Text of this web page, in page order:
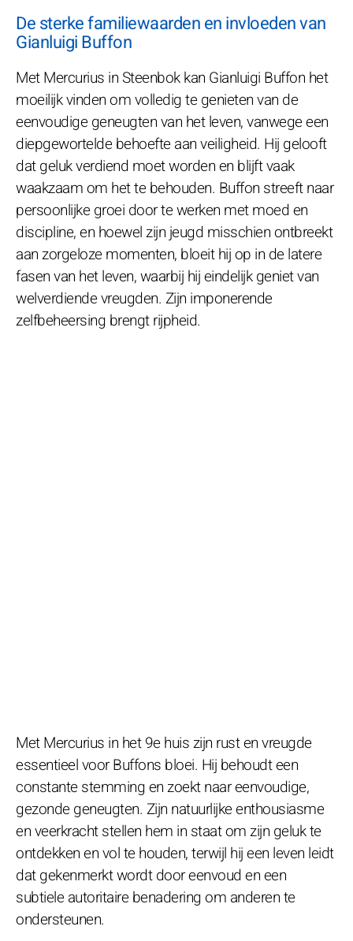
De sterke familiewaarden en invloeden van
Gianluigi Buffon
Met Mercurius in Steenbok kan Gianluigi Buffon het
moeilijk vinden om volledig te genieten van de
eenvoudige geneugten van het leven, vanwege een
diepgewortelde behoefte aan veiligheid. Hij gelooft
dat geluk verdiend moet worden en blijft vaak
waakzaam om het te behouden. Buffon streeft naar
persoonlijke groei door te werken met moed en
discipline, en hoewel zijn jeugd misschien ontbreekt
aan zorgeloze momenten, bloeit hij op in de latere
fasen van het leven, waarbij hij eindelijk geniet van
welverdiende vreugden. Zijn imponerende
zelfbeheersing brengt rijpheid.
Met Mercurius in het 9e huis zijn rust en vreugde
essentieel voor Buffons bloei. Hij behoudt een
constante stemming en zoekt naar eenvoudige,
gezonde geneugten. Zijn natuurlijke enthousiasme
en veerkracht stellen hem in staat om zijn geluk te
ontdekken en vol te houden, terwijl hij een leven leidt
dat gekenmerkt wordt door eenvoud en een
subtiele autoritaire benadering om anderen te
ondersteunen.